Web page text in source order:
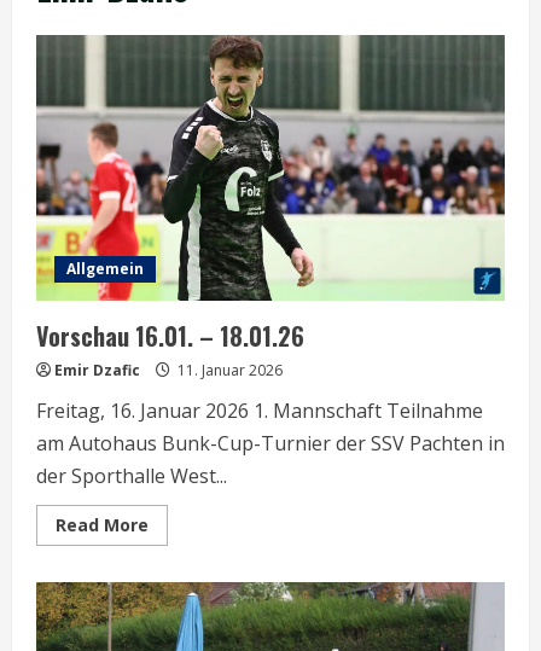
Allgemein
Vorschau 16.01. – 18.01.26
Emir Dzafic 11. Januar 2026
Freitag, 16. Januar 2026 1. Mannschaft Teilnahme
am Autohaus Bunk-Cup-Turnier der SSV Pachten in
der Sporthalle West...
Read More
more
16.01.
–
18.01.26